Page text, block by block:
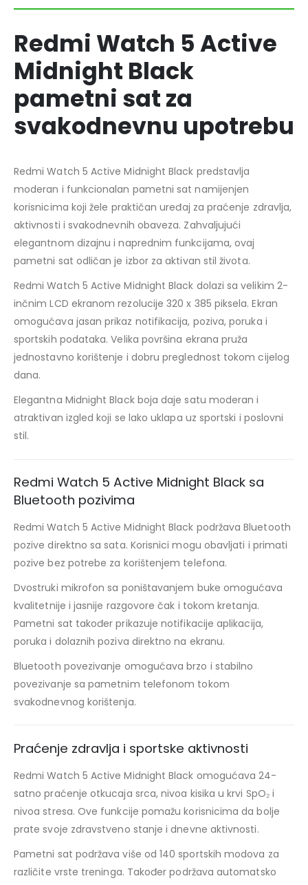
Redmi Watch 5 Active
Midnight Black
pametni sat za
svakodnevnu upotrebu
Redmi Watch 5 Active Midnight Black predstavlja
moderan i funkcionalan pametni sat namijenjen
korisnicima koji žele praktičan uređaj za praćenje zdravlja,
aktivnosti i svakodnevnih obaveza. Zahvaljujući
elegantnom dizajnu i naprednim funkcijama, ovaj
pametni sat odličan je izbor za aktivan stil života.
Redmi Watch 5 Active Midnight Black dolazi sa velikim 2-
inčnim LCD ekranom rezolucije 320 x 385 piksela. Ekran
omogućava jasan prikaz notifikacija, poziva, poruka i
sportskih podataka. Velika površina ekrana pruža
jednostavno korištenje i dobru preglednost tokom cijelog
dana.
Elegantna Midnight Black boja daje satu moderan i
atraktivan izgled koji se lako uklapa uz sportski i poslovni
stil.
Redmi Watch 5 Active Midnight Black sa
Bluetooth pozivima
Redmi Watch 5 Active Midnight Black podržava Bluetooth
pozive direktno sa sata. Korisnici mogu obavljati i primati
pozive bez potrebe za korištenjem telefona.
Dvostruki mikrofon sa poništavanjem buke omogućava
kvalitetnije i jasnije razgovore čak i tokom kretanja.
Pametni sat također prikazuje notifikacije aplikacija,
poruka i dolaznih poziva direktno na ekranu.
Bluetooth povezivanje omogućava brzo i stabilno
povezivanje sa pametnim telefonom tokom
svakodnevnog korištenja.
Praćenje zdravlja i sportske aktivnosti
Redmi Watch 5 Active Midnight Black omogućava 24-
satno praćenje otkucaja srca, nivoa kisika u krvi SpO₂ i
nivoa stresa. Ove funkcije pomažu korisnicima da bolje
prate svoje zdravstveno stanje i dnevne aktivnosti.
Pametni sat podržava više od 140 sportskih modova za
različite vrste treninga. Također podržava automatsko